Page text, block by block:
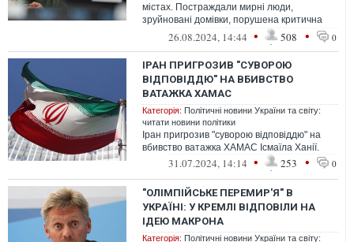
містах. Постраждали мирні люди,
зруйновані домівки, порушена критична
інфраструктура
26.08.2024, 14:44 • 508 • 0
ІРАН ПРИГРОЗИВ "СУВОРОЮ
ВІДПОВІДДЮ" НА ВБИВСТВО
ВАТАЖКА ХАМАС
Категорія: Політичні новини України та світу:
читати новини політики
Іран пригрозив "суворою відповіддю" на
вбивство ватажка ХАМАС Ісмаїла Ханії.
31.07.2024, 14:14 • 253 • 0
"ОЛІМПІЙСЬКЕ ПЕРЕМИР'Я" В
УКРАЇНІ: У КРЕМЛІ ВІДПОВІЛИ НА
ІДЕЮ МАКРОНА
Категорія: Політичні новини України та світу: